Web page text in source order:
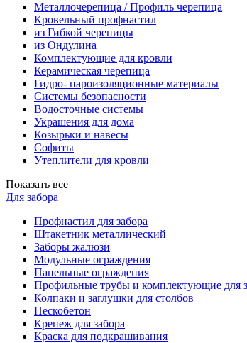
Металлочерепица / Профиль черепица
Кровельный профнастил
из Гибкой черепицы
из Ондулина
Комплектующие для кровли
Керамическая черепица
Гидро- пароизоляционные материалы
Системы безопасности
Водосточные системы
Украшения для дома
Козырьки и навесы
Софиты
Утеплители для кровли
Показать все
Для забора
Профнастил для забора
Штакетник металлический
Заборы жалюзи
Модульные ограждения
Панельные ограждения
Профильные трубы и комплектующие для
Колпаки и заглушки для столбов
Пескобетон
Крепеж для забора
Краска для подкрашивания